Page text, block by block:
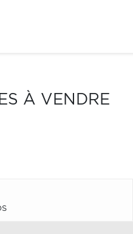
À VENDRE